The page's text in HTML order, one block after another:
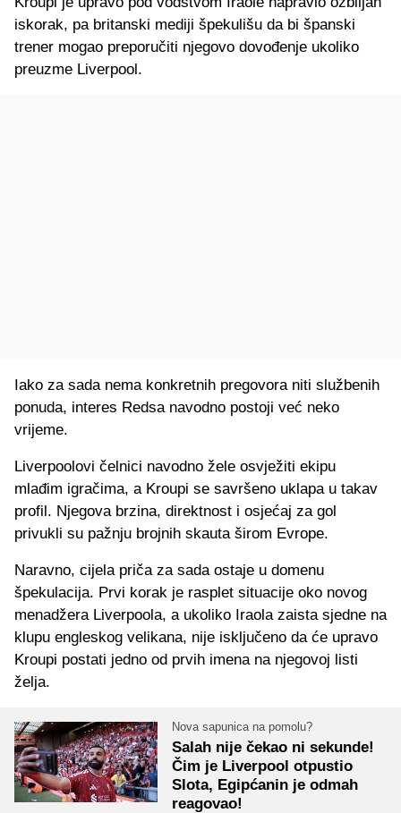
iskorak, pa britanski mediji špekulišu da bi španski
trener mogao preporučiti njegovo dovođenje ukoliko
preuzme Liverpool.
Iako za sada nema konkretnih pregovora niti službenih
ponuda, interes Redsa navodno postoji već neko
vrijeme.
Liverpoolovi čelnici navodno žele osvježiti ekipu
mlađim igračima, a Kroupi se savršeno uklapa u takav
profil. Njegova brzina, direktnost i osjećaj za gol
privukli su pažnju brojnih skauta širom Evrope.
Naravno, cijela priča za sada ostaje u domenu
špekulacija. Prvi korak je rasplet situacije oko novog
menadžera Liverpoola, a ukoliko Iraola zaista sjedne na
klupu engleskog velikana, nije isključeno da će upravo
Kroupi postati jedno od prvih imena na njegovoj listi
želja.
Nova sapunica na pomolu?
Salah nije čekao ni sekunde!
Čim je Liverpool otpustio
Slota, Egipćanin je odmah
reagovao!